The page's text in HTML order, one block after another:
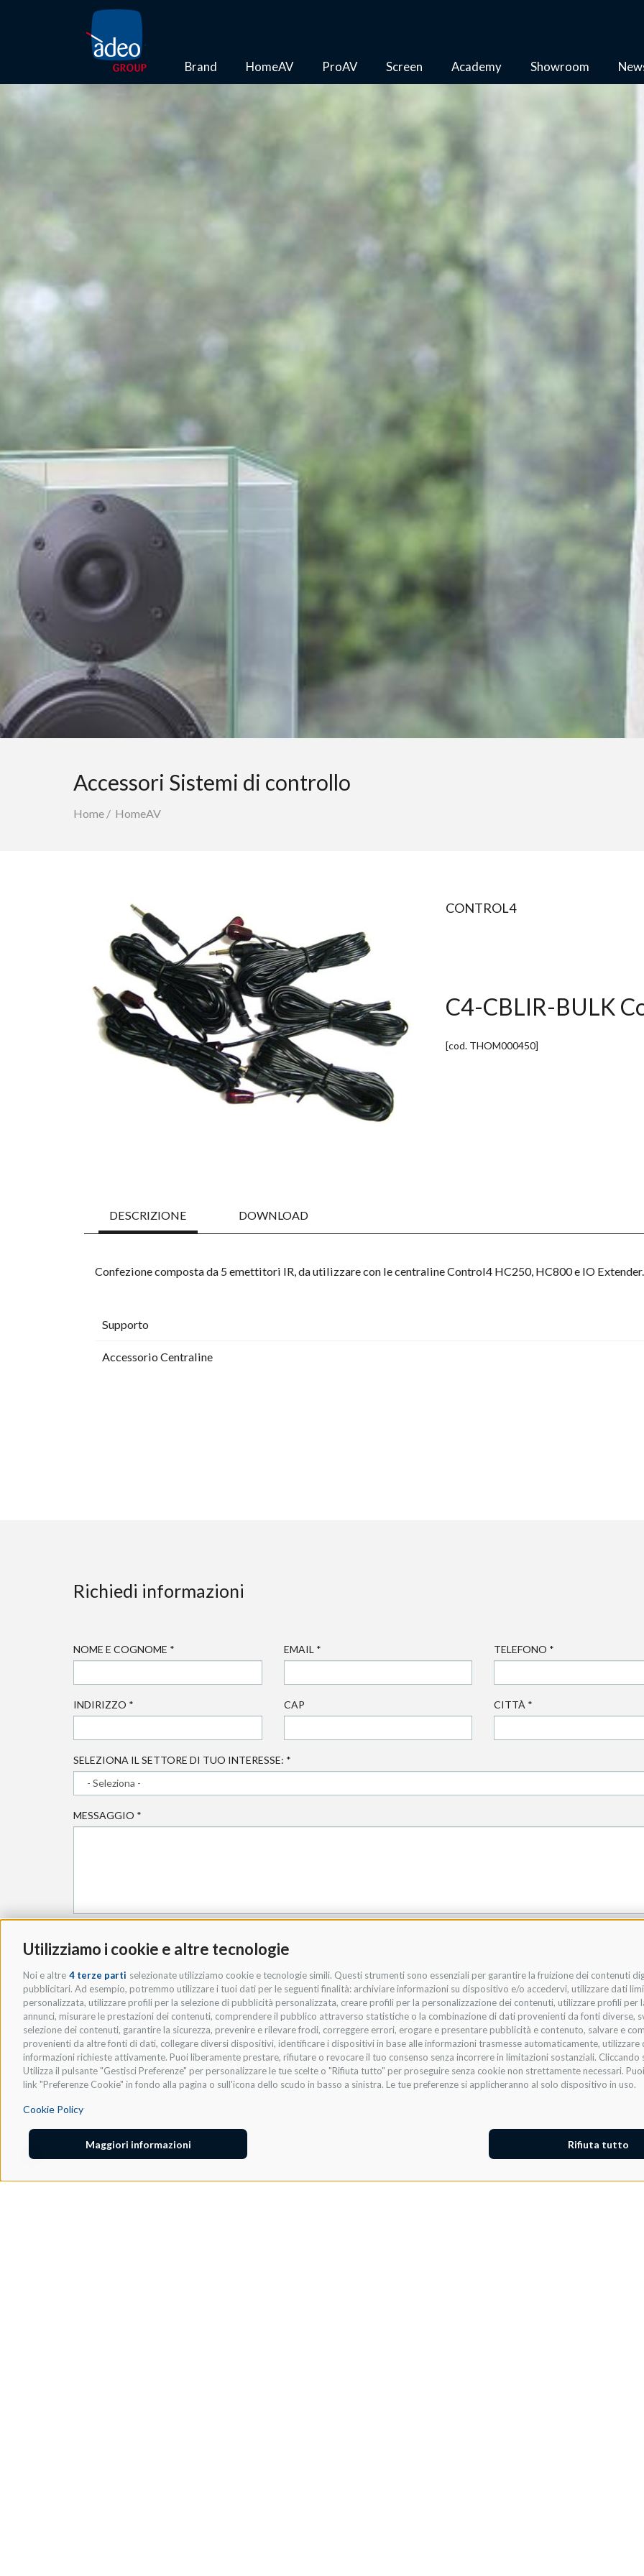
Utilizziamo i cookie e altre tecnologie
Noi e altre 4 terze parti selezionate utilizziamo cookie e tecnologie simili. Questi strumenti sono essenziali per garantire la fruizione dei contenuti
pubblicitari. Ad esempio, potremmo utilizzare i tuoi dati per le seguenti finalità: archiviare informazioni su dispositivo e/o accedervi, utilizzare dati
personalizzata, utilizzare profili per la selezione di pubblicità personalizzata, creare profili per la personalizzazione dei contenuti, utilizzare profili
annunci, misurare le prestazioni dei contenuti, comprendere il pubblico attraverso statistiche o la combinazione di dati provenienti da fonti diverse,
selezione dei contenuti, garantire la sicurezza, prevenire e rilevare frodi, correggere errori, erogare e presentare pubblicità e contenuto, salvare e
provenienti da altre fonti di dati, collegare diversi dispositivi, identificare i dispositivi in base alle informazioni trasmesse automaticamente,
informazioni richieste attivamente. Puoi liberamente prestare, rifiutare o revocare il tuo consenso senza incorrere in limitazioni sostanziali.
Utilizza il pulsante "Gestisci Preferenze" per personalizzare le tue scelte o "Rifiuta tutto" per proseguire senza cookie non strettamente necessari.
link "Preferenze Cookie" in fondo alla pagina o sull'icona dello scudo in basso a sinistra. Le tue preferenze si applicheranno al solo dispositivo in uso.
Cookie Policy
Rifiuta tutto
Maggiori informazioni
Brand HomeAV ProAV Screen Academy Showroom
Accessori Sistemi di controllo
Home / HomeAV
CONTROL4
C4-CBLIR-BULK
[cod. THOM000450]
DESCRIZIONE DOWNLOAD
Confezione composta da 5 emettitori IR, da utilizzare con le centraline Control4 HC250, HC800 e IO Extender.
Supporto
Accessorio Centraline
Richiedi informazioni
NOME E COGNOME * EMAIL * TELEFONO *
INDIRIZZO * CAP CITTÀ *
SELEZIONA IL SETTORE DI TUO INTERESSE: *
MESSAGGIO *